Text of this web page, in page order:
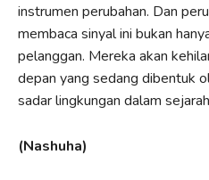
instrumen perubahan. Dan
membaca sinyal ini bukan
pelanggan. Mereka akan
depan yang sedang dibentuk
sadar lingkungan dalam
(Nashuha)